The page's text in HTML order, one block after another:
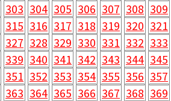
303 304 305 306 307 308 309
315 316 317 318 319 320 321
327 328 329 330 331 332 333
339 340 341 342 343 344 345
351 352 353 354 355 356 357
363 364 365 366 367 368 369